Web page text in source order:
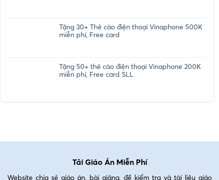
Tặng 30+ Thẻ cào điện thoại Vinaphone 500K
miễn phí, Free card
Tặng 50+ thẻ cào điện thoại Vinaphone 200K
miễn phí, Free card SLL
Tải Giáo Án Miễn Phí
Website chia sẻ giáo án, bài giảng, đề kiểm tra và tài liệu giáo